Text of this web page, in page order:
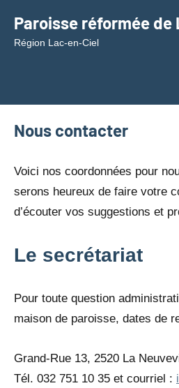
contenu
Paroisse réformée de
Région Lac-en-Ciel
Nous contacter
Voici nos coordonnées pour
serons heureux de faire votre
d’écouter vos suggestions et
Le secrétariat
Pour toute question
maison de paroisse, dates de
Grand-Rue 13, 2520 La
Tél. 032 751 10 35 et courriel :